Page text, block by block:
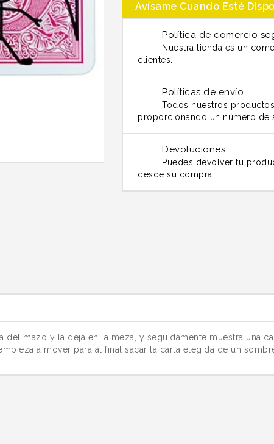
Avísame Cuando Esté
Política de comercio
Nuestra tienda es un
clientes.
Políticas de envío
Todos nuestros
proporcionando un número de
Devoluciones
Puedes devolver tu
desde su compra.
del mazo y la deja en la meza, y seguidamente muestra una
a mover para al final sacar la carta elegida de un